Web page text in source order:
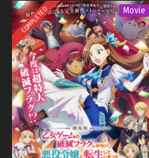
COMPLETED Movie